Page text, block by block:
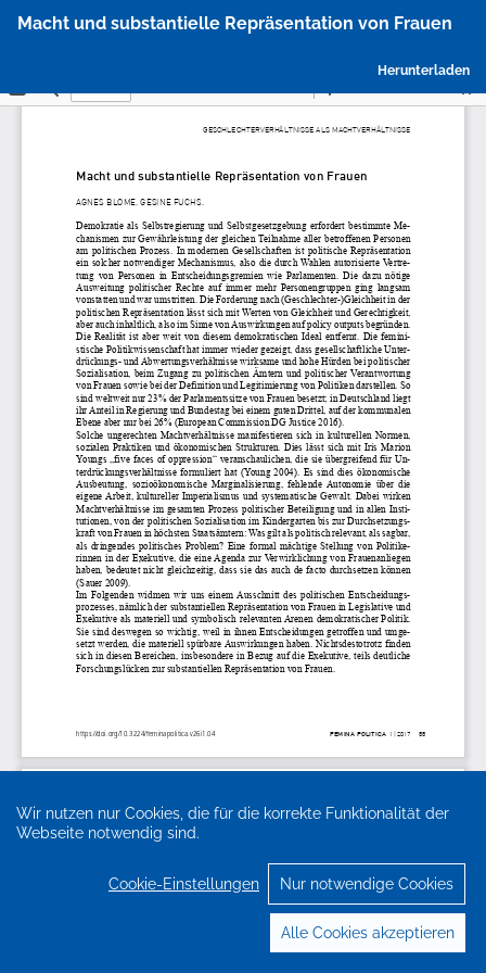
Wir nutzen nur Cookies, die für die korrekte Funktionalität der
Webseite notwendig sind.
Cookie-Einstellungen Nur notwendige Cookies
Alle Cookies akzeptieren
Artikeldetails
Macht und substantielle Repräsentation von Frauen
Herunterladen